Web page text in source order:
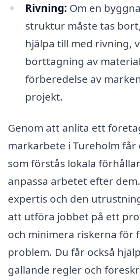
Rivning: Om en
struktur måste tas
hjälpa till med rivning,
borttagning av
förberedelse av
projekt.
Genom att anlita ett
markarbete i Tureholm
som förstås lokala
anpassa arbetet efter
expertis och den
att utföra jobbet på ett
och minimera riskerna för
problem. Du får också
gällande regler och